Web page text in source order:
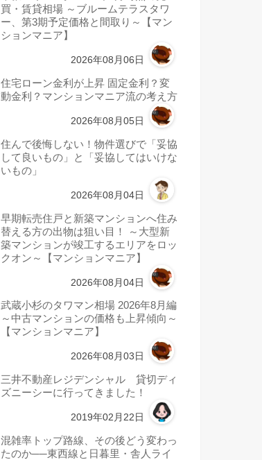
買・賃貸相場 ～ブルームテラスタワ
ー、第3期予定価格と間取り～【マン
ションマニア】
2026年08月06日
住宅ローン金利が上昇 固定金利？変
動金利？マンションマニア流の考え方
2026年08月05日
住んで後悔しない！物件選びで「妥協
して良いもの」と「妥協してはいけな
いもの」
2026年08月04日
早期転売住戸と新築マンションへ住み
替える方の出物は狙い目！ ～大型新
築マンションが竣工するエリアをロッ
クオン～【マンションマニア】
2026年08月04日
武蔵小杉のタワマン相場 2026年8月編
～中古マンションの価格も上昇傾向～
【マンションマニア】
2026年08月03日
三井不動産レジデンシャル 貸切ディ
ズニーシーに行ってきました！
2019年02月22日
混雑率トップ路線、その後どう変わっ
たのか──東西線と日暮里・舎人ライ